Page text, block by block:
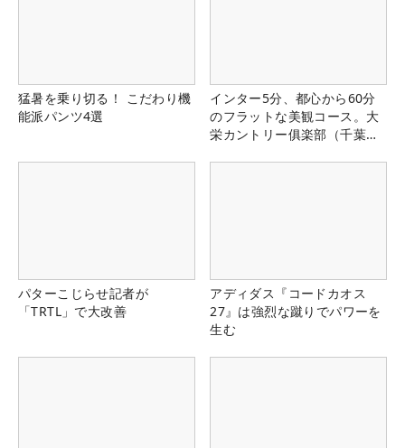
猛暑を乗り切る！ こだわり機
能派パンツ4選
インター5分、都心から60分
のフラットな美観コース。大
栄カントリー俱楽部（千葉
パターこじらせ記者が
「TRTL」で大改善
アディダス『コードカオス
27』は強烈な蹴りでパワーを
生む